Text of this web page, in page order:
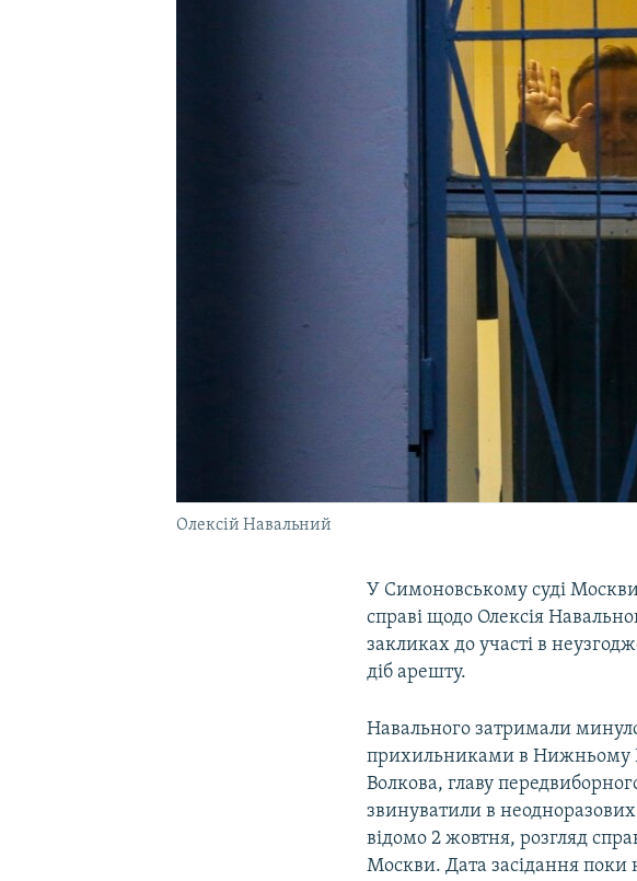
Олексій Навальний
У Симоновському суді Москви
справі щодо Олексія
закликах до участі в
діб арешту.
Навального затримали
прихильниками в Нижньому
Волкова, главу
звинуватили в неодноразових
відомо 2 жовтня, розгляд
Москви. Дата засідання поки